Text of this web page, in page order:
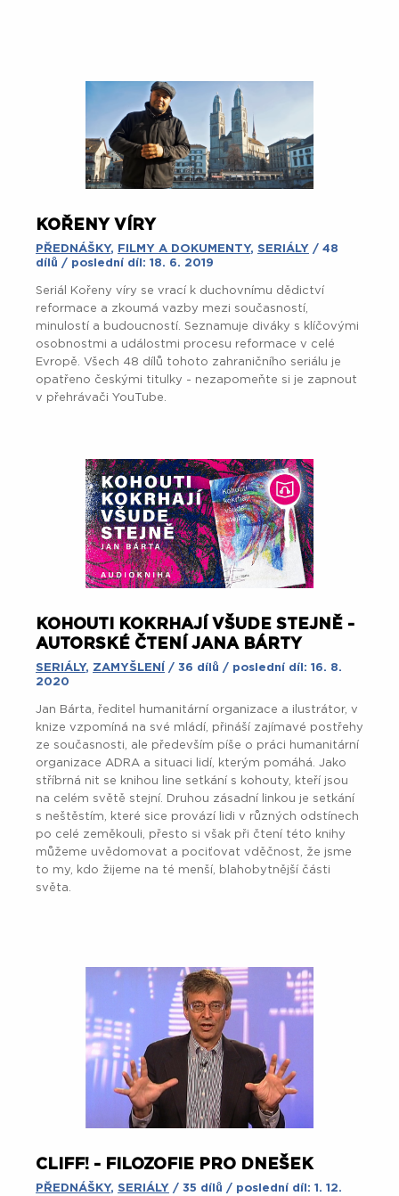
KOŘENY VÍRY
PŘEDNÁŠKY, FILMY A DOKUMENTY, SERIÁLY / 48
dílů / poslední díl: 18. 6. 2019
Seriál Kořeny víry se vrací k duchovnímu dědictví
reformace a zkoumá vazby mezi současností,
minulostí a budoucností. Seznamuje diváky s klíčovými
osobnostmi a událostmi procesu reformace v celé
Evropě. Všech 48 dílů tohoto zahraničního seriálu je
opatřeno českými titulky - nezapomeňte si je zapnout
v přehrávači YouTube.
KOHOUTI KOKRHAJÍ VŠUDE STEJNĚ -
AUTORSKÉ ČTENÍ JANA BÁRTY
SERIÁLY, ZAMYŠLENÍ
/ 36 dílů / poslední díl: 16. 8.
2020
Jan Bárta, ředitel humanitární organizace a ilustrátor, v
knize vzpomíná na své mládí, přináší zajímavé postřehy
ze současnosti, ale především píše o práci humanitární
organizace ADRA a situaci lidí, kterým pomáhá. Jako
stříbrná nit se knihou line setkání s kohouty, kteří jsou
na celém světě stejní. Druhou zásadní linkou je setkání
s neštěstím, které sice provází lidi v různých odstínech
po celé zeměkouli, přesto si však při čtení této knihy
můžeme uvědomovat a pociťovat vděčnost, že jsme
to my, kdo žijeme na té menší, blahobytnější části
světa.
CLIFF! - FILOZOFIE PRO DNEŠEK
PŘEDNÁŠKY, SERIÁLY / 35 dílů / poslední díl: 1. 12.